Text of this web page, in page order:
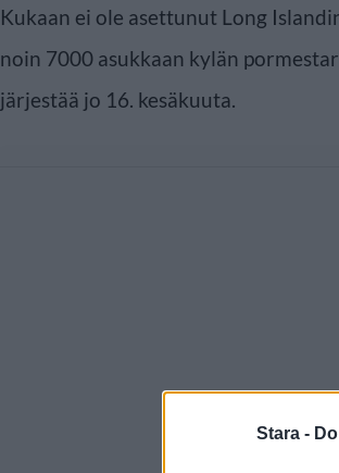
Stara -
Kukaan ei ole asettunut Long
noin 7000 asukkaan kylän
järjestää jo 16. kesäkuuta.